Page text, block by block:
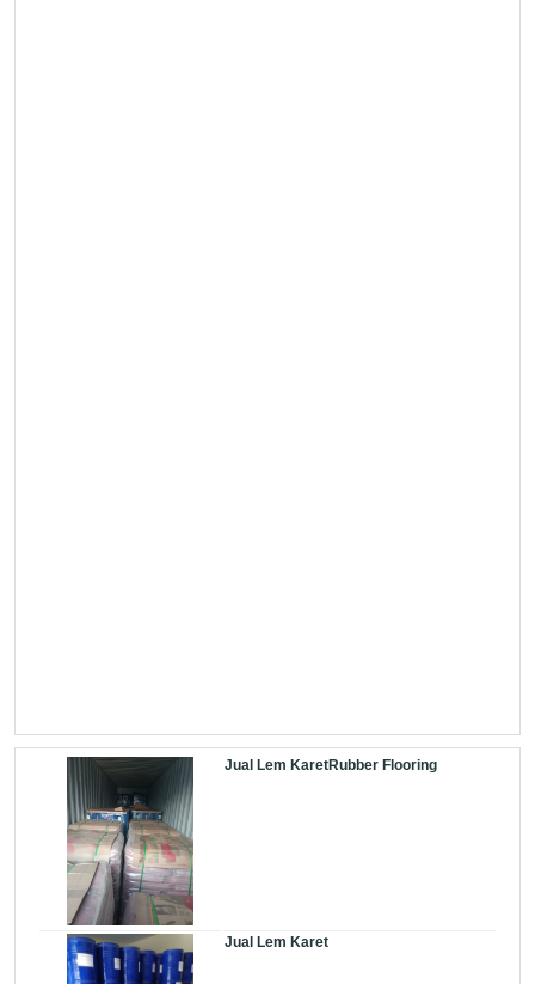
Jual Lem KaretRubber Flooring
Jual Lem Karet